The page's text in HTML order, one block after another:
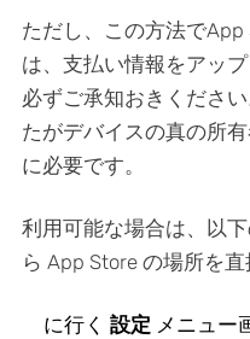
ただし、この方法で
は、支払い情報をアッ
必ずご承知おきくださ
たがデバイスの真の所
に必要です。
利用可能な場合は、以
ら App Store の場所を
に行く 設定 メニュー